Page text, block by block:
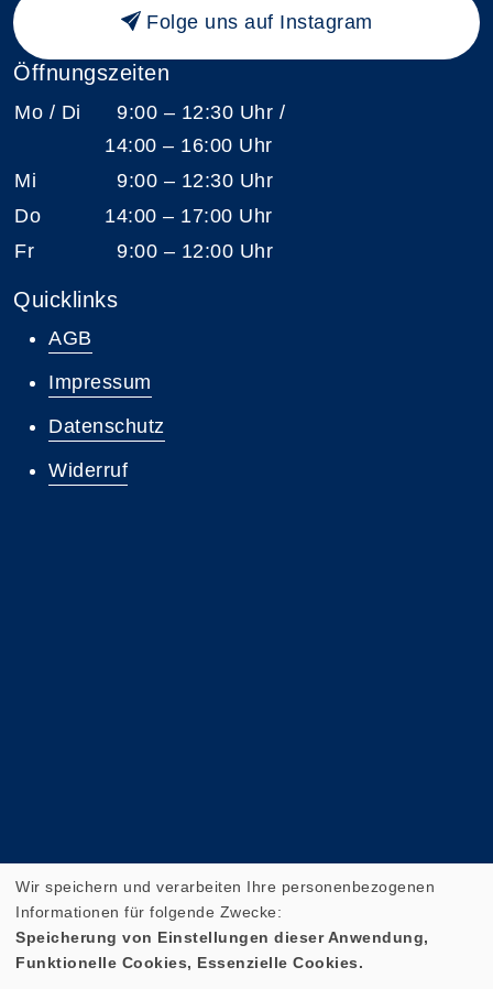
Folge uns auf Instagram
Öffnungszeiten
Mo / Di
9:00 – 12:30 Uhr /
14:00 – 16:00 Uhr
Mi
9:00 – 12:30 Uhr
Do
14:00 – 17:00 Uhr
Fr
9:00 – 12:00 Uhr
Quicklinks
AGB
Impressum
Datenschutz
Widerruf
Cookie Einstellungen
Wir speichern und verarbeiten Ihre personenbezogenen
Informationen für folgende Zwecke:
Speicherung von Einstellungen dieser Anwendung,
Funktionelle Cookies, Essenzielle Cookies.